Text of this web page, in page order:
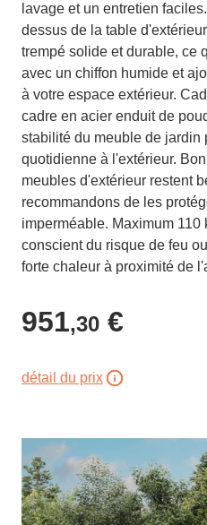
lavage et un entretien
dessus de la table
trempé solide et durable, ce
avec un chiffon humide et
à votre espace extérieur.
cadre en acier enduit de
stabilité du meuble de jardin
quotidienne à l'extérieur.
meubles d'extérieur restent
recommandons de les
imperméable. Maximum 110
conscient du risque de feu
forte chaleur à proximité de
951,30 €
détail du prix